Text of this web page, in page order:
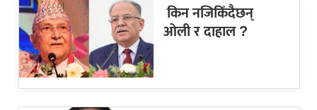
किन नजिकिँदैछन्
ओली र दाहाल ?